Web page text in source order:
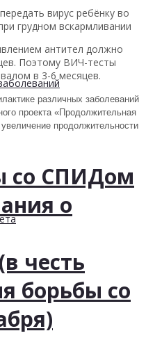
вирус ребёнку во
грудном вскармливании
антител должно
Поэтому ВИЧ-тесты
в 3-6 месяцев.
различных заболеваний
проекта «Продолжительная
продолжительности
со СПИДом
о
честь
борьбы со